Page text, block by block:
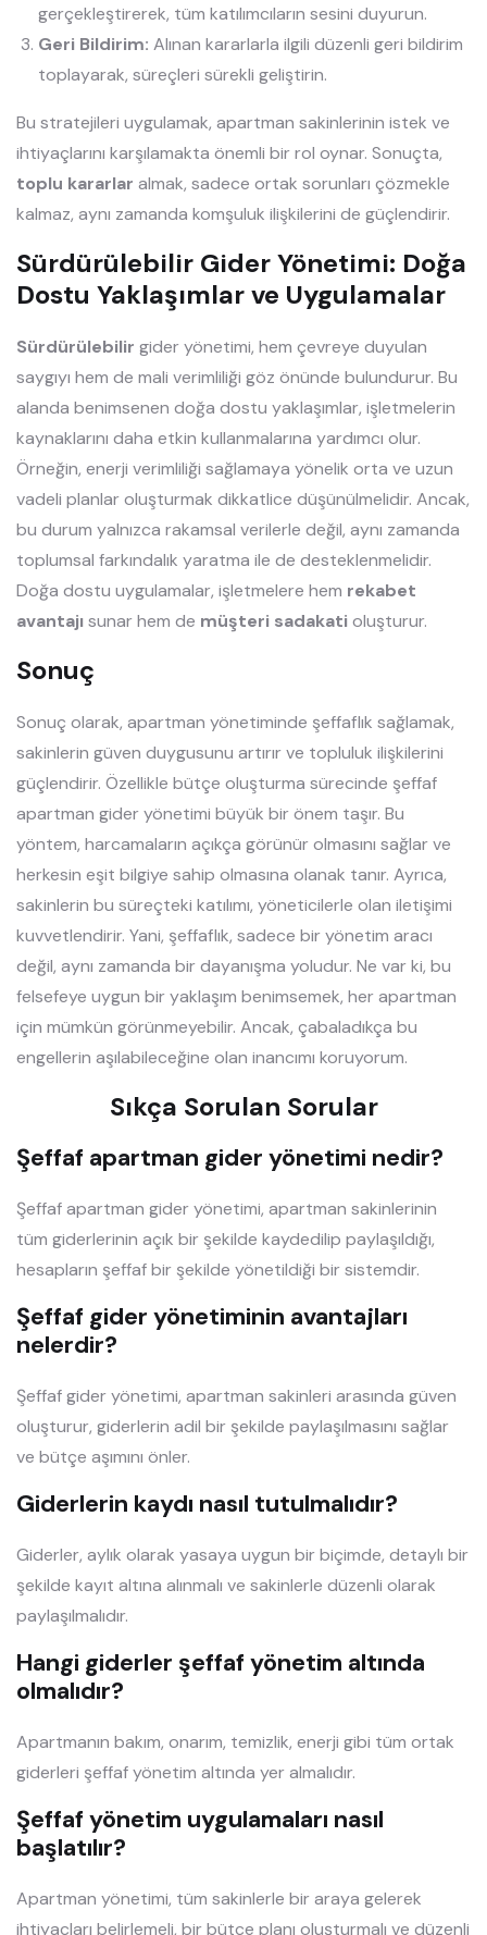
gerçekleştirerek, tüm katılımcıların sesini duyurun.
Geri Bildirim: Alınan kararlarla ilgili düzenli geri bildirim
toplayarak, süreçleri sürekli geliştirin.
Bu stratejileri uygulamak, apartman sakinlerinin istek ve
ihtiyaçlarını karşılamakta önemli bir rol oynar. Sonuçta,
toplu kararlar almak, sadece ortak sorunları çözmekle
kalmaz, aynı zamanda komşuluk ilişkilerini de güçlendirir.
Sürdürülebilir Gider Yönetimi: Doğa
Dostu Yaklaşımlar ve Uygulamalar
Sürdürülebilir gider yönetimi, hem çevreye duyulan
saygıyı hem de mali verimliliği göz önünde bulundurur. Bu
alanda benimsenen doğa dostu yaklaşımlar, işletmelerin
kaynaklarını daha etkin kullanmalarına yardımcı olur.
Örneğin, enerji verimliliği sağlamaya yönelik orta ve uzun
vadeli planlar oluşturmak dikkatlice düşünülmelidir. Ancak,
bu durum yalnızca rakamsal verilerle değil, aynı zamanda
toplumsal farkındalık yaratma ile de desteklenmelidir.
Doğa dostu uygulamalar, işletmelere hem rekabet
avantajısunar hem de müşteri sadakatioluşturur.
Sonuç
Sonuç olarak, apartman yönetiminde şeffaflık sağlamak,
sakinlerin güven duygusunu artırır ve topluluk ilişkilerini
güçlendirir. Özellikle bütçe oluşturma sürecinde şeffaf
apartman gider yönetimi büyük bir önem taşır. Bu
yöntem, harcamaların açıkça görünür olmasını sağlar ve
herkesin eşit bilgiye sahip olmasına olanak tanır. Ayrıca,
sakinlerin bu süreçteki katılımı, yöneticilerle olan iletişimi
kuvvetlendirir. Yani, şeffaflık, sadece bir yönetim aracı
değil, aynı zamanda bir dayanışma yoludur. Ne var ki, bu
felsefeye uygun bir yaklaşım benimsemek, her apartman
için mümkün görünmeyebilir. Ancak, çabaladıkça bu
engellerin aşılabileceğine olan inancımı koruyorum.
Sıkça Sorulan Sorular
Şeffaf apartman gider yönetimi nedir?
Şeffaf apartman gider yönetimi, apartman sakinlerinin
tüm giderlerinin açık bir şekilde kaydedilip paylaşıldığı,
hesapların şeffaf bir şekilde yönetildiği bir sistemdir.
Şeffaf gider yönetiminin avantajları
nelerdir?
Şeffaf gider yönetimi, apartman sakinleri arasında güven
oluşturur, giderlerin adil bir şekilde paylaşılmasını sağlar
ve bütçe aşımını önler.
Giderlerin kaydı nasıl tutulmalıdır?
Giderler, aylık olarak yasaya uygun bir biçimde, detaylı bir
şekilde kayıt altına alınmalı ve sakinlerle düzenli olarak
paylaşılmalıdır.
Hangi giderler şeffaf yönetim altında
olmalıdır?
Apartmanın bakım, onarım, temizlik, enerji gibi tüm ortak
giderleri şeffaf yönetim altında yer almalıdır.
Şeffaf yönetim uygulamaları nasıl
başlatılır?
Apartman yönetimi, tüm sakinlerle bir araya gelerek
ihtiyaçları belirlemeli, bir bütçe planı oluşturmalı ve düzenli